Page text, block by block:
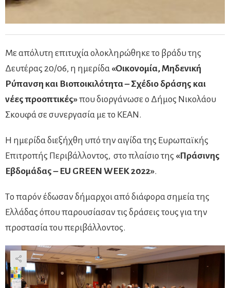
Με απόλυτη επιτυχία ολοκληρώθηκε το βράδυ της
Δευτέρας 20/06, η ημερίδα «Οικονομία, Μηδενική
Ρύπανση και Βιοποικιλότητα – Σχέδιο δράσης και
νέες προοπτικές»που διοργάνωσε ο Δήμος Νικολάου
Σκουφά σε συνεργασία με το ΚΕΑΝ.
Η ημερίδα διεξήχθη υπό την αιγίδα της Ευρωπαϊκής
Επιτροπής Περιβάλλοντος, στο πλαίσιο της «Πράσινης
Εβδομάδας – EU GREEN WEEK 2022».
Tο παρόν έδωσαν δήμαρχοι από διάφορα σημεία της
Ελλάδας όπου παρουσίασαν τις δράσεις τους για την
προστασία του περιβάλλοντος.